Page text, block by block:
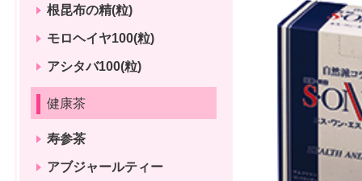
根昆布の精(粒)
モロヘイヤ100(粒)
アシタバ100(粒)
健康茶
寿参茶
アブジャールティー